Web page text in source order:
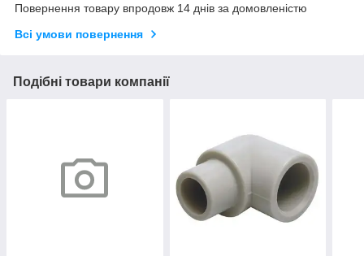
Повернення товару впродовж 14 днів за домовленістю
Всі умови повернення
Подібні товари компанії